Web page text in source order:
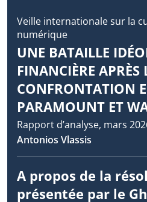
Veille internationale sur la
numérique
UNE BATAILLE
FINANCIÈRE APRÈS
CONFRONTATION
PARAMOUNT ET
Rapport d’analyse, mars
Antonios Vlassis
A propos de la
présentée par le